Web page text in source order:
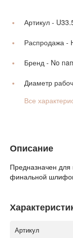
Артикул -
Распродажа -
Бренд - No
Диаметр
Все
Описание
Предназначен
финальной
Артикул